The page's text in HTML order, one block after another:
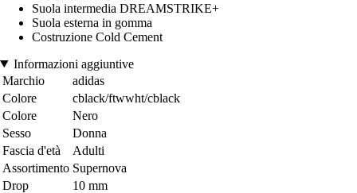
Suola intermedia DREAMSTRIKE+
Suola esterna in gomma
Costruzione Cold Cement
Informazioni aggiuntive
Marchio
adidas
Colore
cblack/ftwwht/cblack
Colore
Nero
Sesso
Donna
Fascia d'età
Adulti
Assortimento Supernova
Drop
10 mm